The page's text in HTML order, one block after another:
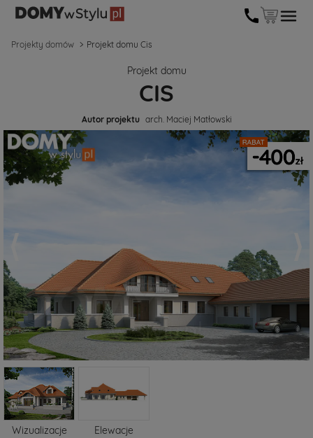
Projekty domów Projekt domu Cis
Projekt domu
CIS
Autor projektu arch. Maciej Matłowski
Wizualizacje Elewacje